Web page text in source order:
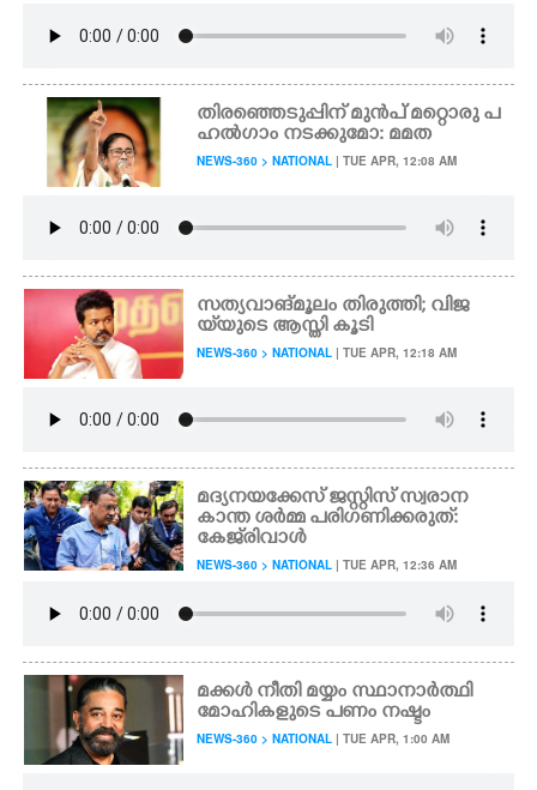
തിരഞ്ഞെടുപ്പിന് മുൻപ് മറ്റൊരു പ
ഹൽഗാം നടക്കുമോ: മമത
NEWS-360 > NATIONAL | TUE APR, 12:08 AM
സത്യവാങ്മൂലം തിരുത്തി; വിജ
യ്‌യുടെ ആസ്തി കൂടി
NEWS-360 > NATIONAL | TUE APR, 12:18 AM
മദ്യനയക്കേസ് ജസ്റ്റിസ് സ്വരാന
കാന്ത ശർമ്മ പരിഗണിക്കരുത്:
കേജ്‌രിവാൾ
NEWS-360 > NATIONAL | TUE APR, 12:36 AM
മക്കൾ നീതി മയ്യം സ്ഥാനാർത്ഥി
മോഹികളുടെ പണം നഷ്ടം
NEWS-360 > NATIONAL | TUE APR, 1:00 AM